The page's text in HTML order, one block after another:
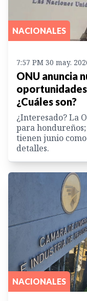
NACIONALES
7:57 PM 30 may.
ONU anuncia
¿Cuáles son?
¿Interesado? La
para
tienen junio
detalles.
NACIONALES